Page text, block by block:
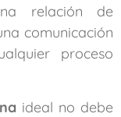
relación de
comunicación
proceso
ideal no debe